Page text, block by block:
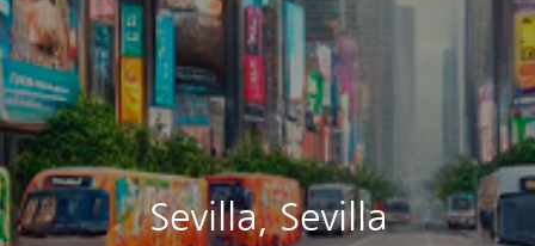
Sevilla, Sevilla